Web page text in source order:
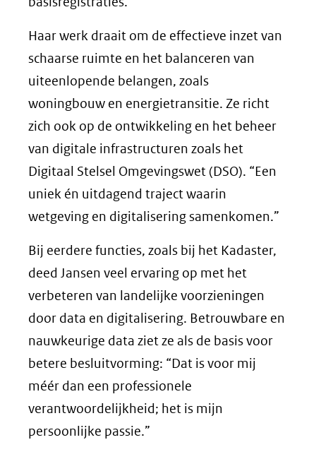
Haar werk draait om de effectieve inzet van
schaarse ruimte en het balanceren van
uiteenlopende belangen, zoals
woningbouw en energietransitie. Ze richt
zich ook op de ontwikkeling en het beheer
van digitale infrastructuren zoals het
Digitaal Stelsel Omgevingswet (DSO). “Een
uniek én uitdagend traject waarin
wetgeving en digitalisering samenkomen.”
Bij eerdere functies, zoals bij het Kadaster,
deed Jansen veel ervaring op met het
verbeteren van landelijke voorzieningen
door data en digitalisering. Betrouwbare en
nauwkeurige data ziet ze als de basis voor
betere besluitvorming: “Dat is voor mij
méér dan een professionele
verantwoordelijkheid; het is mijn
persoonlijke passie.”